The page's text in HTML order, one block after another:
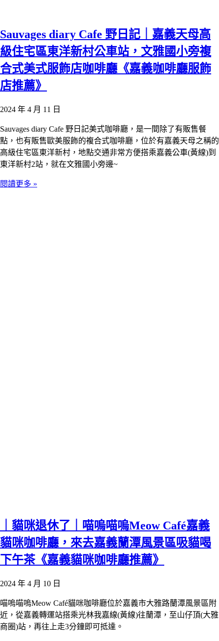
Sauvages diary Cafe 野日記｜嘉義天母高
級住宅區東洋新村公車站，文雅國小旁複
合式美式服飾店咖啡廳《嘉義咖啡廳服飾
店推薦》
2024 年 4 月 11 日
Sauvages diary Cafe 野日記美式咖啡廳，是一間除了有販售餐
點，也有販售歐美服飾的複合式咖啡廳，位於有嘉義天母之稱的
高級住宅區東洋新村，地點交通非常方便搭乘嘉義公車(黃線)到
東洋新村2站，就在文雅國小旁邊~
閱讀更多 »
｜貓咪退休了｜喵嗚喵嗚Meow Café嘉義
貓咪咖啡廳，來去嘉義蘭潭風景區吸貓喝
下午茶《嘉義貓咪咖啡廳推薦》
2024 年 4 月 10 日
喵嗚喵嗚Meow Café貓咪咖啡廳位於嘉義市大雅路蘭潭風景區附
近，從嘉義轉運站搭乘光林我嘉線(黃線)往蘭潭，至山仔頂(大雅
商圈)站，再往上走3分鐘即可抵達。